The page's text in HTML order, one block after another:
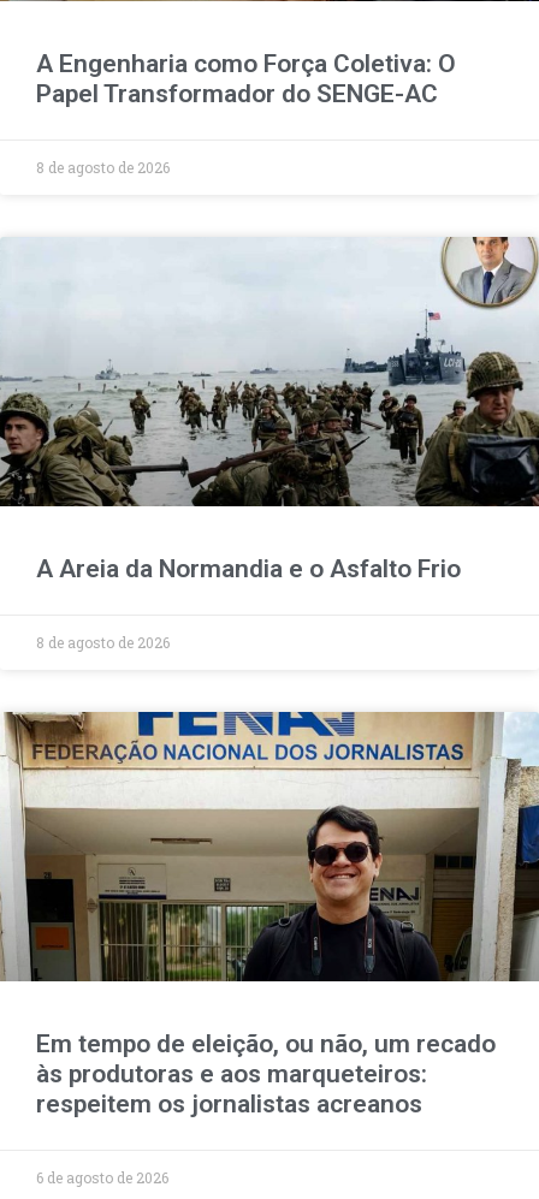
A Engenharia como Força Coletiva: O
Papel Transformador do SENGE-AC
8 de agosto de 2026
A Areia da Normandia e o Asfalto Frio
8 de agosto de 2026
Em tempo de eleição, ou não, um recado
às produtoras e aos marqueteiros:
respeitem os jornalistas acreanos
6 de agosto de 2026